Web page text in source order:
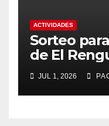
ACTIVIDADES
Sorteo
de El
Málaga
JUL 1, 2026